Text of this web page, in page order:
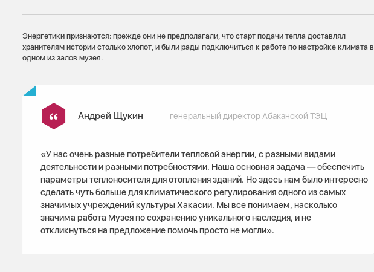
Энергетики признаются: прежде они не предполагали, что старт подачи тепла доставлял
хранителям истории столько хлопот, и были рады подключиться к работе по настройке климата в
одном из залов музея.
Андрей Щукин генеральный директор Абаканской ТЭЦ
«У нас очень разные потребители тепловой энергии, с разными видами
деятельности и разными потребностями. Наша основная задача — обеспечить
параметры теплоносителя для отопления зданий. Но здесь нам было интересно
сделать чуть больше для климатического регулирования одного из самых
значимых учреждений культуры Хакасии. Мы все понимаем, насколько
значима работа Музея по сохранению уникального наследия, и не
откликнуться на предложение помочь просто не могли».